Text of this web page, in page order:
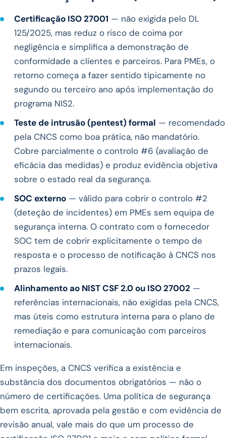
Certificação ISO 27001 — não exigida pelo DL
125/2025, mas reduz o risco de coima por
negligência e simplifica a demonstração de
conformidade a clientes e parceiros. Para PMEs, o
retorno começa a fazer sentido tipicamente no
segundo ou terceiro ano após implementação do
programa NIS2.
Teste de intrusão (pentest) formal — recomendado
pela CNCS como boa prática, não mandatório.
Cobre parcialmente o controlo #6 (avaliação de
eficácia das medidas) e produz evidência objetiva
sobre o estado real da segurança.
SOC externo — válido para cobrir o controlo #2
(deteção de incidentes) em PMEs sem equipa de
segurança interna. O contrato com o fornecedor
SOC tem de cobrir explicitamente o tempo de
resposta e o processo de notificação à CNCS nos
prazos legais.
Alinhamento ao NIST CSF 2.0 ou ISO 27002 —
referências internacionais, não exigidas pela CNCS,
mas úteis como estrutura interna para o plano de
remediação e para comunicação com parceiros
internacionais.
Em inspeções, a CNCS verifica a existência e
substância dos documentos obrigatórios — não o
número de certificações. Uma política de segurança
bem escrita, aprovada pela gestão e com evidência de
revisão anual, vale mais do que um processo de